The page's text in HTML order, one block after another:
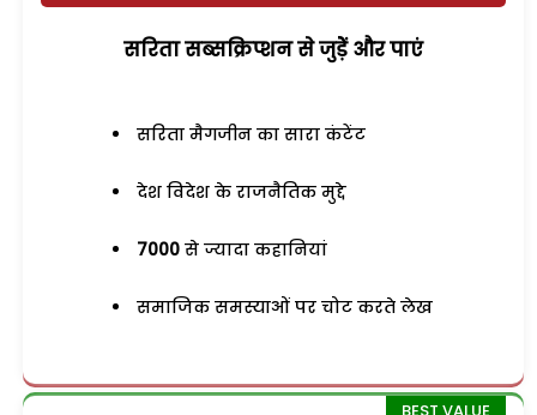
सरिता सब्सक्रिप्शन से जुड़ेें और पाएं
सरिता मैगजीन का सारा कंटेंट
देश विदेश के राजनैतिक मुद्दे
7000 से ज्यादा कहानियां
समाजिक समस्याओं पर चोट करते लेख